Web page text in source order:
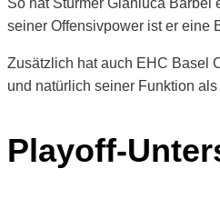
seiner Offensivpower ist er eine
Zusätzlich hat auch EHC Basel
und natürlich seiner Funktion
Playoff-